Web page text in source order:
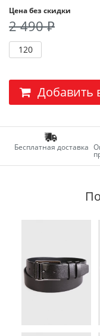
Цена без скидки
2 490 ₽
120
Добавить
Бесплатная доставка